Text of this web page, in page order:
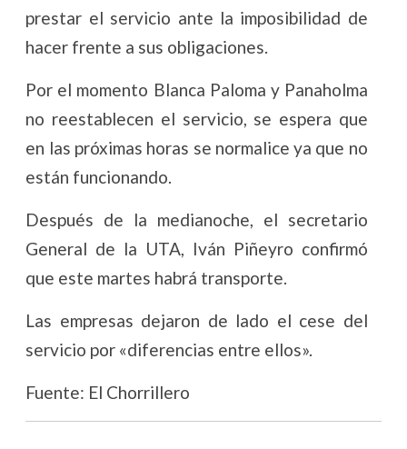
prestar el servicio ante la imposibilidad de
hacer frente a sus obligaciones.
Por el momento Blanca Paloma y Panaholma
no reestablecen el servicio, se espera que
en las próximas horas se normalice ya que no
están funcionando.
Después de la medianoche, el secretario
General de la UTA, Iván Piñeyro confirmó
que este martes habrá transporte.
Las empresas dejaron de lado el cese del
servicio por «diferencias entre ellos».
Fuente: El Chorrillero